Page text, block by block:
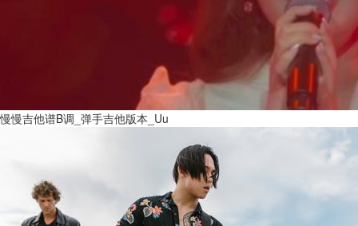
慢慢吉他谱B调_弹手吉他版本_Uu